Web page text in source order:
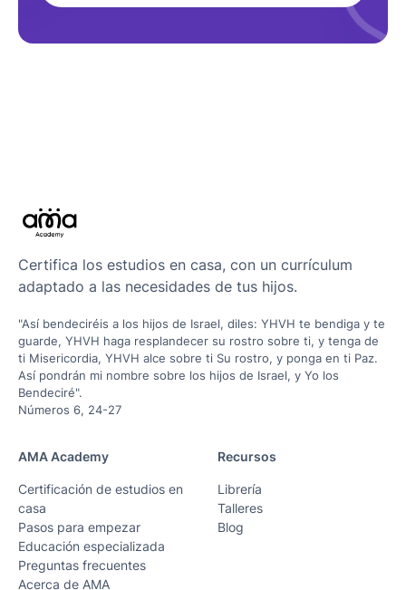
Certifica los estudios en casa, con un currículum
adaptado a las necesidades de tus hijos.
"Así bendeciréis a los hijos de Israel, diles: YHVH te bendiga y te
guarde, YHVH haga resplandecer su rostro sobre ti, y tenga de
ti Misericordia, YHVH alce sobre ti Su rostro, y ponga en ti Paz.
Así pondrán mi nombre sobre los hijos de Israel, y Yo los
Bendeciré".
Números 6, 24-27
AMA Academy
Certificación de estudios en
casa
Pasos para empezar
Educación especializada
Preguntas frecuentes
Acerca de AMA
Recursos
Librería
Talleres
Blog